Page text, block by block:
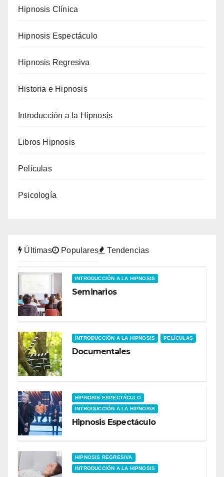
Hipnosis Clínica
Hipnosis Espectáculo
Hipnosis Regresiva
Historia e Hipnosis
Introducción a la Hipnosis
Libros Hipnosis
Películas
Psicología
Últimas Populares Tendencias
INTRODUCCIÓN A LA HIPNOSIS
Seminarios
INTRODUCCIÓN A LA HIPNOSIS PELÍCULAS
Documentales
HIPNOSIS ESPECTÁCULO
INTRODUCCIÓN A LA HIPNOSIS
Hipnosis Espectáculo
HIPNOSIS REGRESIVA
INTRODUCCIÓN A LA HIPNOSIS